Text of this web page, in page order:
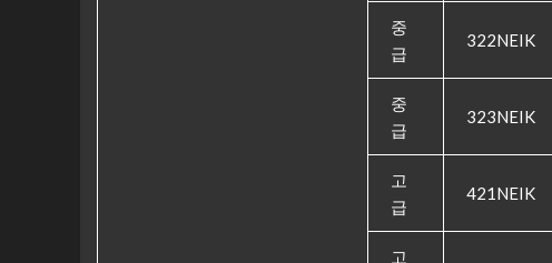
중
급
322NEIK
중
급
323NEIK
고
급
421NEIK
고